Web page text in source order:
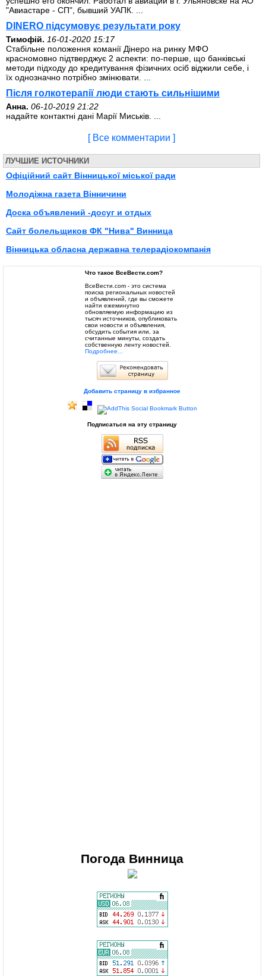
"Авиастаре - СП", бывший УАПК. ...
DINERO підсумовує результати року
Тимофій. 16-01-2020 15:17
Стабільне положення команії Дінеро на ринку МФО
красномовно підтверджує 2 аспекти: по-перше, що банківські
методи підходу до кредитування фізичних осіб віджили себе, і
їх однозначно потрібно змінювати. ...
Після голкотерапії люди стають сильнішими
Анна. 06-10-2019 21:22
надайте контактні дані Марії Миськів. ...
[ Все комментарии ]
ЛУЧШИЕ ИСТОЧНИКИ
Офіційний сайт Вінницької міської ради
Молодіжна газета Вінничини
Доска объявлений -досуг и отдых
Сайт болельщиков ФК "Нива" Винница
Вінницька обласна державна телерадіокомпанія
Что такое ВсеВести.com?
ВсеВести.com - это система
поиска региональных новостей
и объявлений, где вы сможете
найти ежеминутно
обновляемую информацию из
тысяч источников, опубликовать
свои новости и объявления,
обсудить события или, за
считанные минуты, создать
собственную ленту новостей.
Подробнее...
Добавить страницу в избранное
Подписаться на эту страницу
Погода Винница